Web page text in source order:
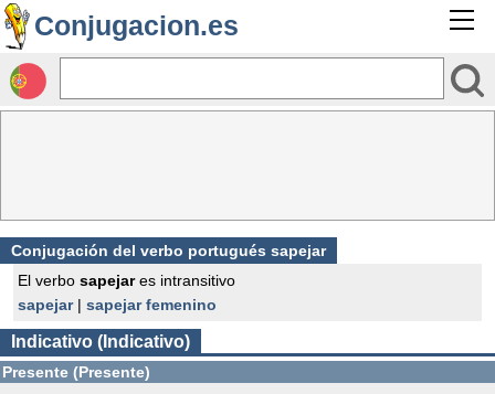
Conjugacion.es
Conjugación del verbo portugués sapejar
El verbo sapejares intransitivo
sapejar| sapejar femenino
Indicativo (Indicativo)
Presente (Presente)